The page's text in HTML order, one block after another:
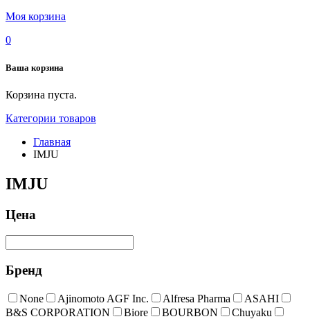
Моя корзина
0
Ваша корзина
Корзина пуста.
Категории товаров
Главная
IMJU
IMJU
Цена
Бренд
None Ajinomoto AGF Inc. Alfresa Pharma
ASAHI
B&S CORPORATION
Biore BOURBON Chuyaku